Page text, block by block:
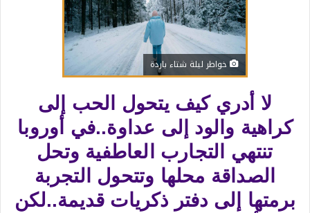
خواطر ليلة شتاء باردة
لا أدري كيف يتحول الحب إلى
كراهية والود إلى عداوة..في أوروبا
تنتهي التجارب العاطفية وتحل
الصداقة محلها وتتحول التجربة
برمتها إلى دفتر ذكريات قديمة..لكن